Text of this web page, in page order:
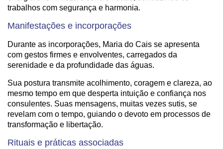
trabalhos com segurança e harmonia.
Manifestações e incorporações
Durante as incorporações, Maria do Cais se apresenta
com gestos firmes e envolventes, carregados da
serenidade e da profundidade das águas.
Sua postura transmite acolhimento, coragem e clareza, ao
mesmo tempo em que desperta intuição e confiança nos
consulentes. Suas mensagens, muitas vezes sutis, se
revelam com o tempo, guiando o devoto em processos de
transformação e libertação.
Rituais e práticas associadas